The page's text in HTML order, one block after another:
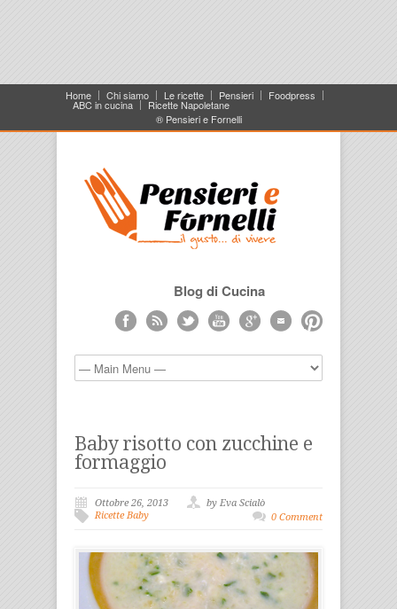
Home Chi siamo Le ricette Pensieri Foodpress
ABC in cucina
Ricette Napoletane
® Pensieri e Fornelli
Blog di Cucina
Baby risotto con zucchine e
formaggio
Ottobre 26, 2013
by Eva Scialò
Ricette Baby
0 Comment